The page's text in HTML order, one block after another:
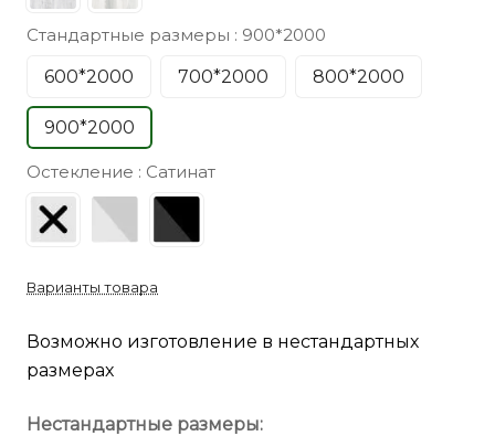
Стандартные размеры : 900*2000
600*2000
700*2000 800*2000
900*2000
Остекление : Сатинат
Варианты товара
Возможно изготовление в нестандартных
размерах
Нестандартные размеры: